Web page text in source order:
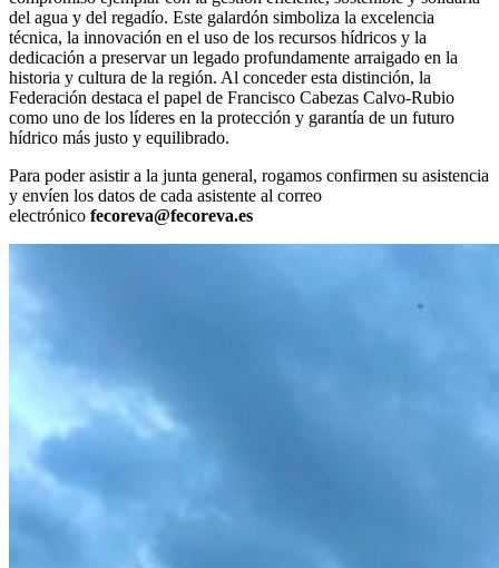
del agua y del regadío. Este galardón simboliza la excelencia
técnica, la innovación en el uso de los recursos hídricos y la
dedicación a preservar un legado profundamente arraigado en la
historia y cultura de la región. Al conceder esta distinción, la
Federación destaca el papel de Francisco Cabezas Calvo-Rubio
como uno de los líderes en la protección y garantía de un futuro
hídrico más justo y equilibrado.
Para poder asistir a la junta general, rogamos confirmen su asistencia
y envíen los datos de cada asistente al correo
electrónico fecoreva@fecoreva.es